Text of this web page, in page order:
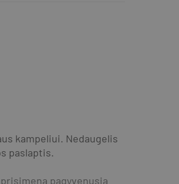
kampeliui. Nedaugelis
paslaptis.
pagyvenusią